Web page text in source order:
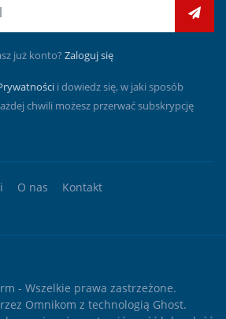
już konto? Zaloguj się
i dowiedz się, w jaki sposób
chwili możesz przerwać subskrypcję
O nas Kontakt
- Wszelkie prawa zastrzeżone.
Omnikom z technologią Ghost.